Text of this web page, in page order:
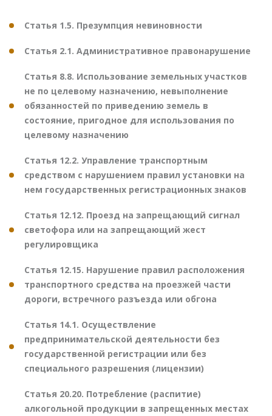
Статья 1.5. Презумпция невиновности
Статья 2.1. Административное правонарушение
Статья 8.8. Использование земельных участков
не по целевому назначению, невыполнение
обязанностей по приведению земель в
состояние, пригодное для использования по
целевому назначению
Статья 12.2. Управление транспортным
средством с нарушением правил установки на
нем государственных регистрационных знаков
Статья 12.12. Проезд на запрещающий сигнал
светофора или на запрещающий жест
регулировщика
Статья 12.15. Нарушение правил расположения
транспортного средства на проезжей части
дороги, встречного разъезда или обгона
Статья 14.1. Осуществление
предпринимательской деятельности без
государственной регистрации или без
специального разрешения (лицензии)
Статья 20.20. Потребление (распитие)
алкогольной продукции в запрещенных местах